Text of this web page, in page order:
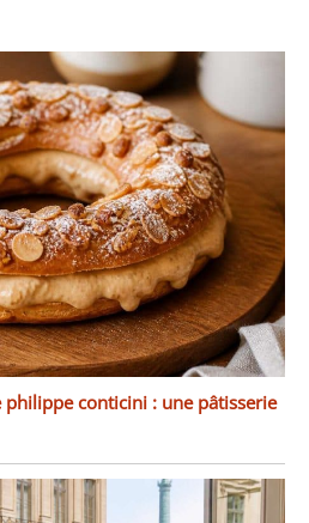
disponibles dans notre
boutique. D'autres séries
de la marque vancasso
telles que Natsuki,
Haruka, Mandala,
Macaron, Bella, Bonbon,
Navia sont également
disponibles.
philippe conticini : une pâtisserie